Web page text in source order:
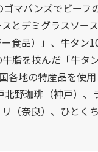
マバンズでビーフ
とデミグラスソー
食品）」、牛タン
脂を挟んだ「牛タ
地の特産品を使用
野珈琲（神戸）
（奈良）、ひとく